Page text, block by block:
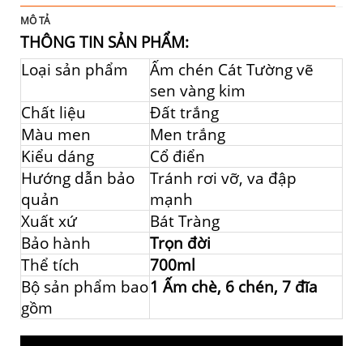
MÔ TẢ
THÔNG TIN SẢN PHẨM:
Loại sản phẩm
Ấm chén Cát Tường vẽ
sen vàng kim
Chất liệu
Đất trắng
Màu men
Men trắng
Kiểu dáng
Cổ điển
Hướng dẫn bảo
quản
Tránh rơi vỡ, va đập
mạnh
Xuất xứ
Bát Tràng
Bảo hành
Trọn đời
Thể tích
700ml
Bộ sản phẩm bao
gồm
1 Ấm chè, 6 chén, 7 đĩa